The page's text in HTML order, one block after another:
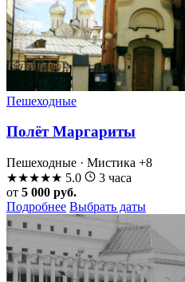
Пешеходные
Полёт Маргариты
Пешеходные · Мистика +8
★★★★★ 5.0
3 часа
от 5 000 руб.
Подробнее Выбрать даты